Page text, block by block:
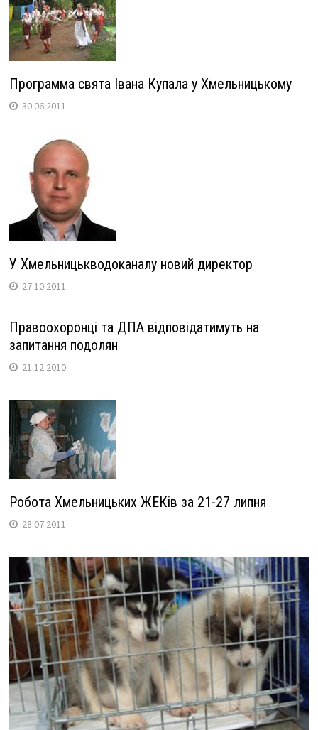
Программа свята Івана Купала у Хмельницькому
30.06.2011
У Хмельницькводоканалу новий директор
27.10.2011
Правоохоронці та ДПА відповідатимуть на
запитання подолян
21.12.2010
Робота Хмельницьких ЖЕКів за 21-27 липня
28.07.2011